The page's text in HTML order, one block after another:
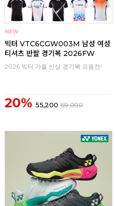
빅터 VTC6CGW003M 남성 여성
티셔츠 반팔 경기복 2026FW
2026 빅터 가을 신상 경기복 모음전!
20% 55,200 69,000